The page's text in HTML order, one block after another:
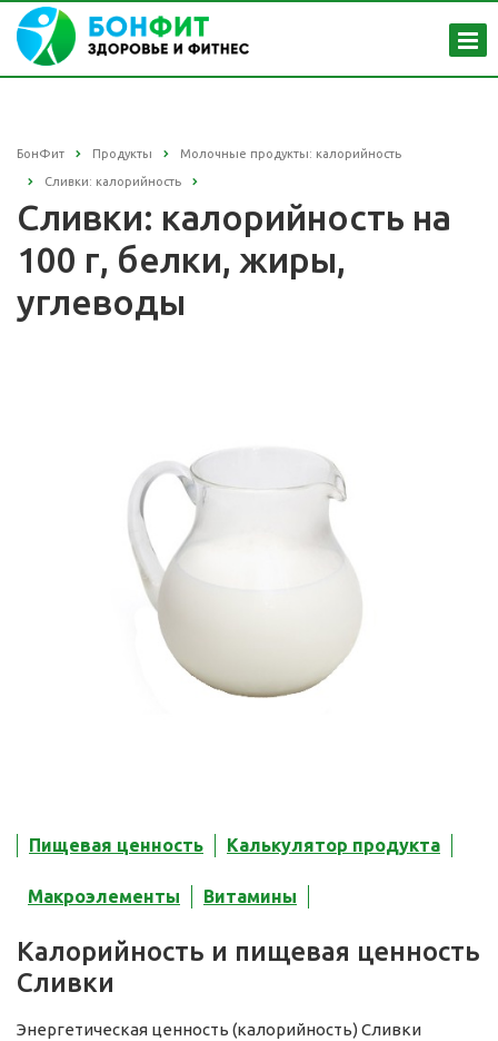
БонФит Продукты Молочные продукты: калорийность
Сливки: калорийность
Сливки: калорийность на
100 г, белки, жиры,
углеводы
Пищевая ценность Калькулятор продукта
Макроэлементы Витамины
Калорийность и пищевая ценность
Сливки
Энергетическая ценность (калорийность) Сливки